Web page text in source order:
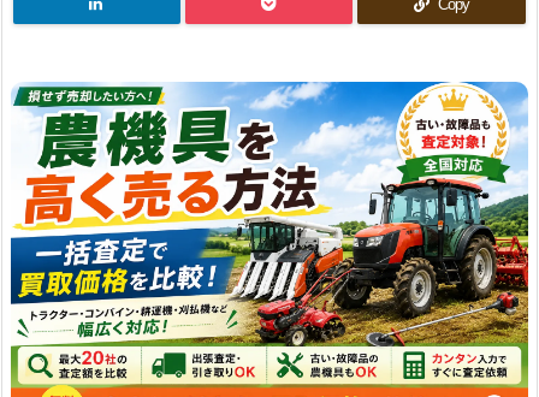
Copy